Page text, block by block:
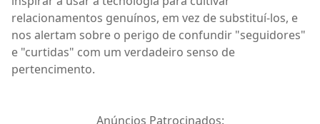
relacionamentos genuínos, em vez de substituí-los, e
nos alertam sobre o perigo de confundir "seguidores"
e "curtidas" com um verdadeiro senso de
pertencimento.
Anúncios Patrocinados: